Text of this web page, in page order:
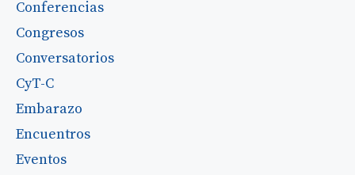
Conferencias
Congresos
Conversatorios
CyT-C
Embarazo
Encuentros
Eventos